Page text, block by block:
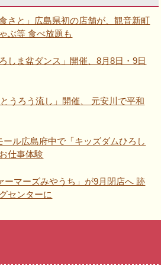
さと」広島県初の店舗が、観音新町
ぶ等 食べ放題も
しま盆ダンス」開催、8月8日・9日
うろう流し」開催、 元安川で平和
ール広島府中で「キッズダムひろし
仕事体験
ーマーズみやうち」が9月閉店へ 跡
センターに